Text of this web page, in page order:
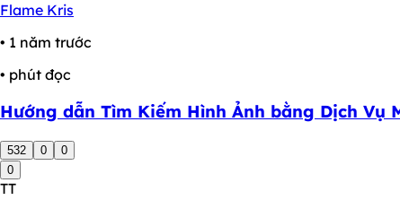
Flame Kris
• 1 năm trước
• phút đọc
Hướng dẫn Tìm Kiếm Hình Ảnh bằng Dịch
532 0
0
0
TT